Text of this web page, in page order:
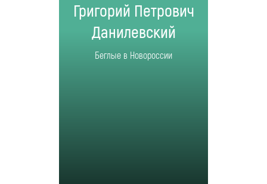
Григорий Петрович
Данилевский
Беглые в Новороссии